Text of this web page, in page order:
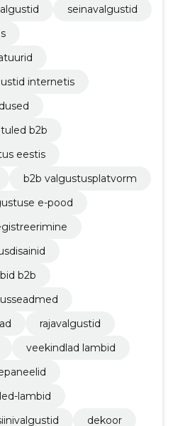
seinavalgustid
internetis
b2b
eestis
b2b valgustusplatvorm
e-pood
b2b
rajavalgustid
veekindlad lambid
led-lambid
dekoor